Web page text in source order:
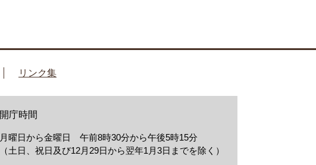
リンク集
開庁時間
月曜日から金曜日 午前8時30分から午後5時15分
（土日、祝日及び12月29日から翌年1月3日までを除く）